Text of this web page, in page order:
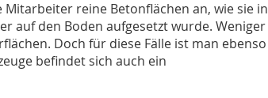
reine Betonflächen an, wie sie in
auf den Boden aufgesetzt wurde. Weniger
Doch für diese Fälle ist man ebenso
befindet sich auch ein